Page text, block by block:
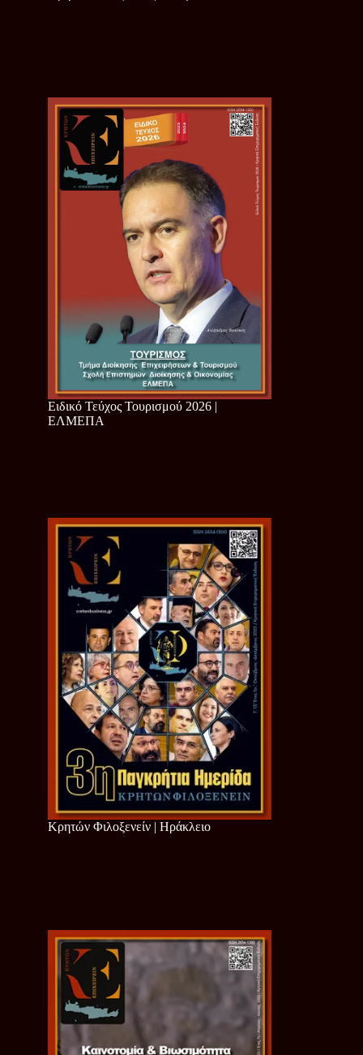
Ειδικό Τεύχος Τουρισμού 2026 |
ΕΛΜΕΠΑ
Κρητών Φιλοξενείν | Ηράκλειο